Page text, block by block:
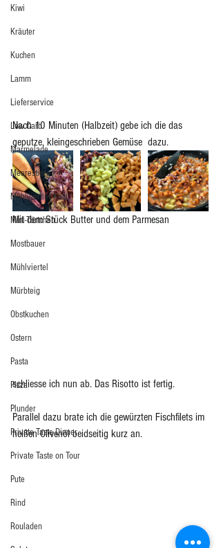
Kiwi
Kräuter
Kuchen
Lamm
Lieferservice
Low Carb
Marmelade
Meerestiere
Mühlviertler Kost
Mini-Törtchen
Mostbauer
Mühlviertel
Mürbteig
Obstkuchen
Ostern
Pasta
Pizza
Plunder
Private Taste Dinner
Private Taste on Tour
Pute
Rind
Rouladen
Nach 10 Minuten (Halbzeit) gebe ich die das
geputze, kleingeschrieben Gemüse  dazu.
Mit dem Stück Butter und dem Parmesan
schliesse ich nun ab. Das Risotto ist fertig.
Parallel dazu brate ich die gewürzten Fischfilets im
heißen Olivenöl beidseitig kurz an.